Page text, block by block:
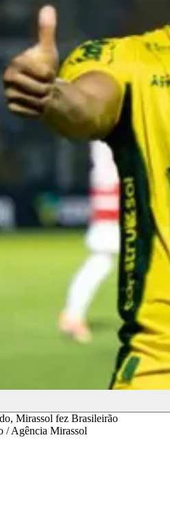
Mirassol fez Brasileirão
/ Agência Mirassol